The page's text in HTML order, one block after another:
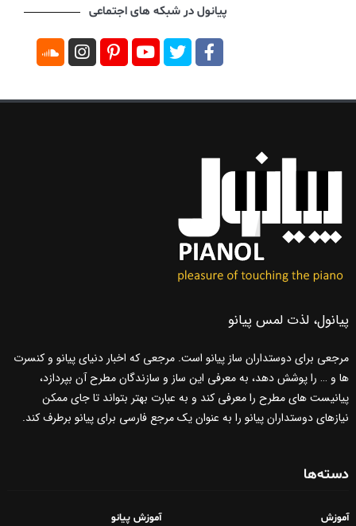
پیانول در شبکه های اجتماعی
پیانول، لذت لمس پیانو
مرجعی برای دوستداران ساز پیانو است. مرجعی که اخبار دنیای پیانو و کنسرت
ها و … را پوشش دهد، به معرفی این ساز و سازندگان مطرح آن بپردازد،
پیانیست های مطرح را معرفی کند و به عبارت بهتر بتواند تا جای ممکن
نیازهای دوستداران پیانو را به عنوان یک مرجع فارسی برای پیانو برطرف کند.
دسته‌ها
آموزش آموزش پیانو